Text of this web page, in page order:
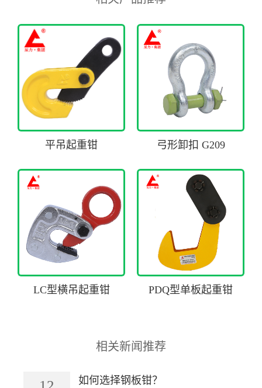
平吊起重钳 弓形卸扣 G209
LC型横吊起重钳 PDQ型单板起重钳
相关新闻推荐
如何选择钢板钳？